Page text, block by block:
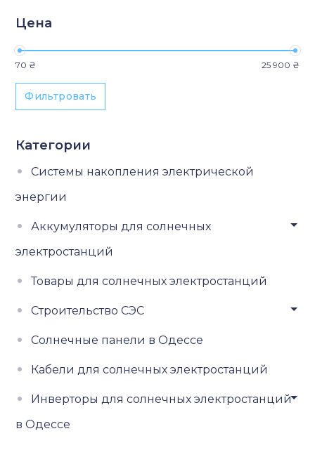
Цена
Минимальная цена
Максимальная цена
Фильтровать
70 ₴ 25 900 ₴
Категории
Системы накопления электрической
энергии
Аккумуляторы для солнечных
электростанций
Товары для солнечных электростанций
Строительство СЭС
Солнечные панели в Одессе
Кабели для солнечных электростанций
Инверторы для солнечных электростанций
в Одессе